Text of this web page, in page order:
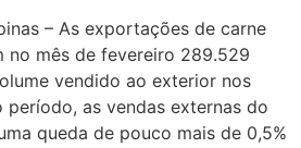
– As exportações de carne
no mês de fevereiro 289.529
vendido ao exterior nos
período, as vendas externas do
queda de pouco mais de 0,5%